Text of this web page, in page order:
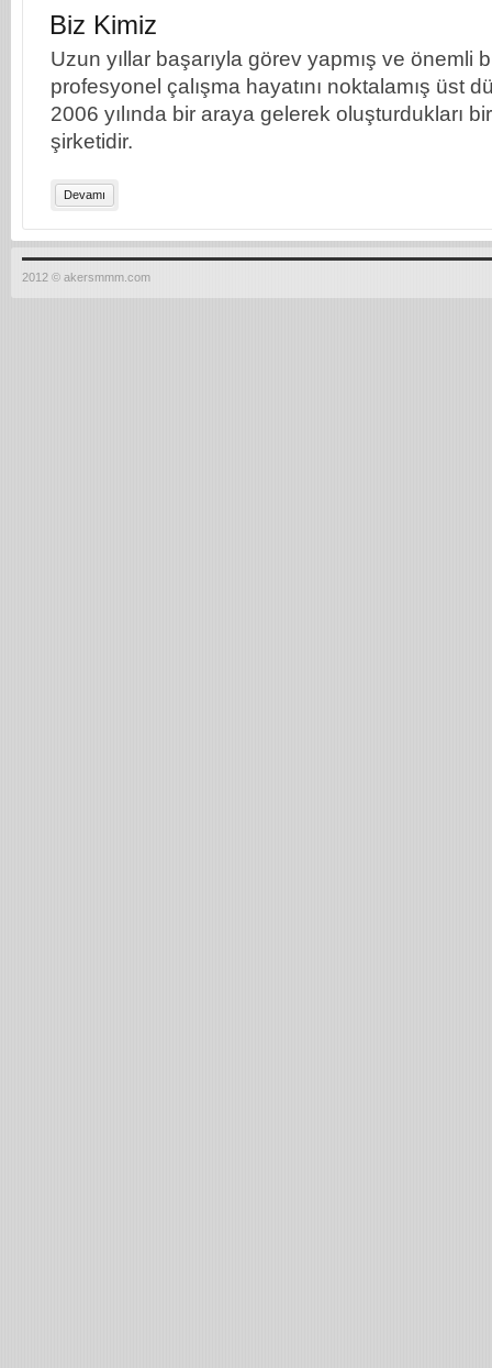
Biz Kimiz
Uzun yıllar başarıyla görev yapmış ve önemli
profesyonel çalışma hayatını noktalamış üst
2006 yılında bir araya gelerek oluşturdukları
şirketidir.
Devamı
2012 © akersmmm.com